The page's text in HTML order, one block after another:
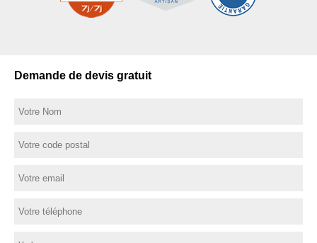
Demande de devis gratuit